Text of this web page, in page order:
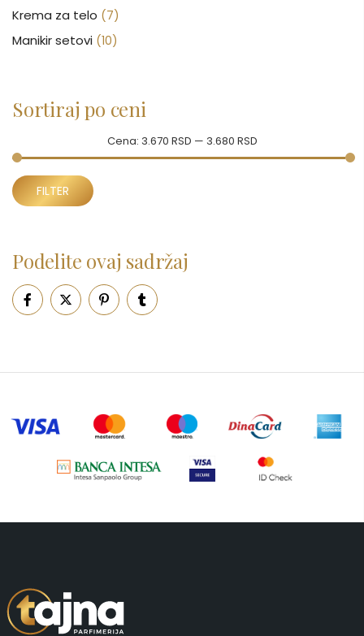
Krema za telo (7)
Manikir setovi (10)
Nega lica (88)
Neseseri
Novčanici (50)
Pepe Jeans Ranac (10)
Piling za telo (3)
Putni program (49)
Šminka (187)
Uncategorized (1)
Sortiraj po ceni
FILTER
Cena: 3.670 RSD — 3.680 RSD
Podelite ovaj sadržaj